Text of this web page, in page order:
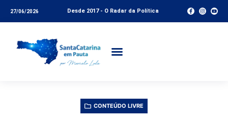
27/06/2026 Desde 2017 - O Radar da Política
CONTEÚDO LIVRE